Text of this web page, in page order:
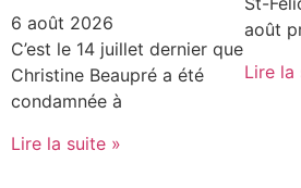
6 août 2026
C’est le 14 juillet dernier que
Christine Beaupré a été
condamnée à
Lire la suite »
août
Lire la